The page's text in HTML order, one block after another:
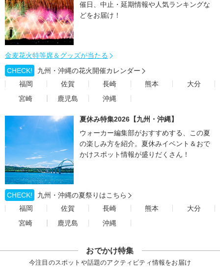
催日、中止・延期情報や人気ランキングな
どをお届け！
金麦花火特等席＆グッズが当たる
CHECK!
九州・沖縄の花火開催カレンダー
福岡
佐賀 長崎 熊本
大分
宮崎
鹿児島 沖縄
夏休み特集2026【九州・沖縄】
ウォーカー編集部がおすすめする、この夏
の楽しみ方を紹介。夏休みイベント＆おで
かけスポット情報が盛りだくさん！
CHECK!
九州・沖縄の夏祭りはこちら
福岡
佐賀 長崎 熊本
大分
宮崎
鹿児島 沖縄
おでかけ特集
今注目のスポットや話題のアクティビティ情報をお届け